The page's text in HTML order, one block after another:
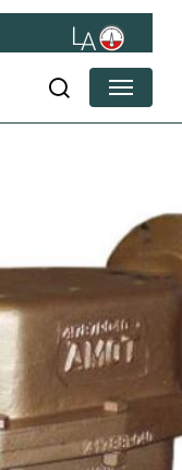
search
Menu